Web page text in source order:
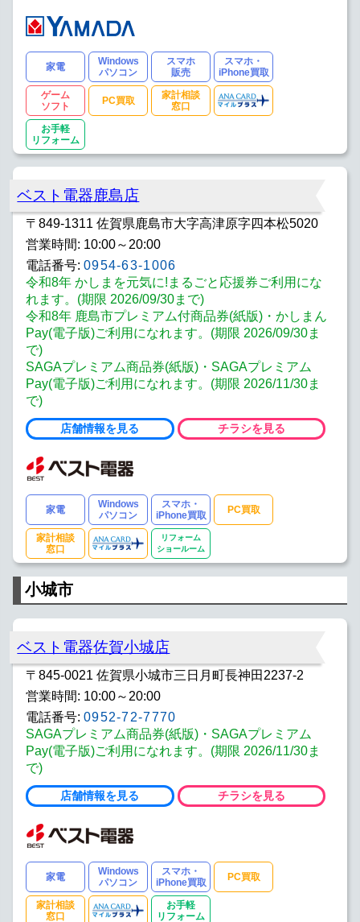
家電
Windows
パソコン
スマホ
販売
スマホ・
iPhone買取
ゲーム
ソフト
PC買取
家計相談
窓口
お手軽
リフォーム
ベスト電器鹿島店
〒849-1311 佐賀県鹿島市大字高津原字四本松5020
営業時間: 10:00～20:00
電話番号: 0954-63-1006
令和8年 かしまを元気に!まるごと応援券ご利用にな
れます。(期限 2026/09/30まで)
令和8年 鹿島市プレミアム付商品券(紙版)・かしまん
Pay(電子版)ご利用になれます。(期限 2026/09/30ま
で)
SAGAプレミアム商品券(紙版)・SAGAプレミアム
Pay(電子版)ご利用になれます。(期限 2026/11/30ま
で)
店舗情報を見る チラシを見る
家電
Windows
パソコン
スマホ・
iPhone買取
PC買取
家計相談
窓口
リフォーム
ショールーム
小城市
ベスト電器佐賀小城店
〒845-0021 佐賀県小城市三日月町長神田2237-2
営業時間: 10:00～20:00
電話番号: 0952-72-7770
SAGAプレミアム商品券(紙版)・SAGAプレミアム
Pay(電子版)ご利用になれます。(期限 2026/11/30ま
で)
店舗情報を見る チラシを見る
家電
Windows
パソコン
スマホ・
iPhone買取
PC買取
家計相談
窓口
お手軽
リフォーム